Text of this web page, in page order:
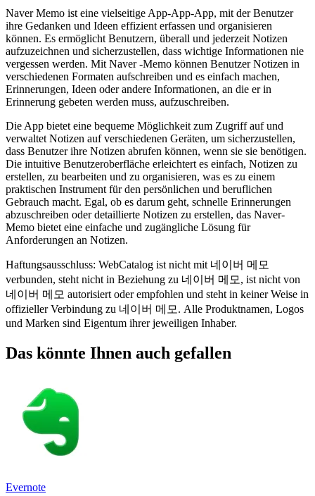
Naver Memo ist eine vielseitige App-App-App, mit der Benutzer
ihre Gedanken und Ideen effizient erfassen und organisieren
können. Es ermöglicht Benutzern, überall und jederzeit Notizen
aufzuzeichnen und sicherzustellen, dass wichtige Informationen nie
vergessen werden. Mit Naver -Memo können Benutzer Notizen in
verschiedenen Formaten aufschreiben und es einfach machen,
Erinnerungen, Ideen oder andere Informationen, an die er in
Erinnerung gebeten werden muss, aufzuschreiben.
Die App bietet eine bequeme Möglichkeit zum Zugriff auf und
verwaltet Notizen auf verschiedenen Geräten, um sicherzustellen,
dass Benutzer ihre Notizen abrufen können, wenn sie sie benötigen.
Die intuitive Benutzeroberfläche erleichtert es einfach, Notizen zu
erstellen, zu bearbeiten und zu organisieren, was es zu einem
praktischen Instrument für den persönlichen und beruflichen
Gebrauch macht. Egal, ob es darum geht, schnelle Erinnerungen
abzuschreiben oder detaillierte Notizen zu erstellen, das Naver-
Memo bietet eine einfache und zugängliche Lösung für
Anforderungen an Notizen.
Haftungsausschluss: WebCatalog ist nicht mit 네이버 메모
verbunden, steht nicht in Beziehung zu 네이버 메모, ist nicht von
네이버 메모 autorisiert oder empfohlen und steht in keiner Weise in
offizieller Verbindung zu 네이버 메모. Alle Produktnamen, Logos
und Marken sind Eigentum ihrer jeweiligen Inhaber.
Das könnte Ihnen auch gefallen
Evernote